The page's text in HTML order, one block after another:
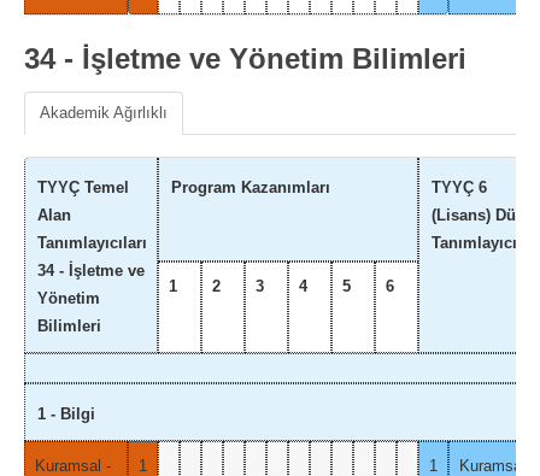
34 - İşletme ve Yönetim Bilimleri
Akademik Ağırlıklı
TYYÇ Temel
Alan
Tanımlayıcıları
34 - İşletme ve
Yönetim
Bilimleri
Program Kazanımları
TYYÇ 6
(Lisans) Düzey
Tanımlayıcıları
1 2 3 4 5 6
1 - Bilgi
Kuramsal -
1 1
Kuramsal -